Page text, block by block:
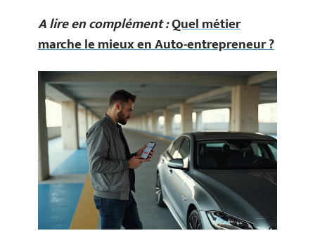
A lire en complément :Quel métier
marche le mieux en Auto-entrepreneur ?